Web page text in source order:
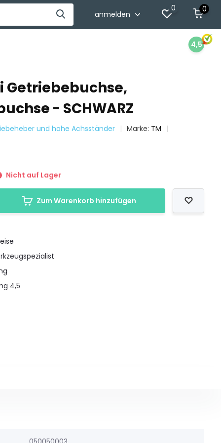
anmelden
0 0
4,5
Getriebebuchse,
- SCHWARZ
und hohe Achsständer Marke: TM
Nicht auf Lager
Zum Warenkorb hinzufügen
4,5